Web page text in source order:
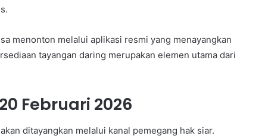
menonton melalui aplikasi resmi yang menayangkan
tayangan daring merupakan elemen utama dari
Februari 2026
ditayangkan melalui kanal pemegang hak siar.